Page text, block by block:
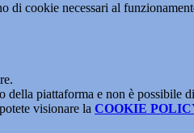
di cookie necessari al
della piattaforma e non è possibile
visionare la COOKIE